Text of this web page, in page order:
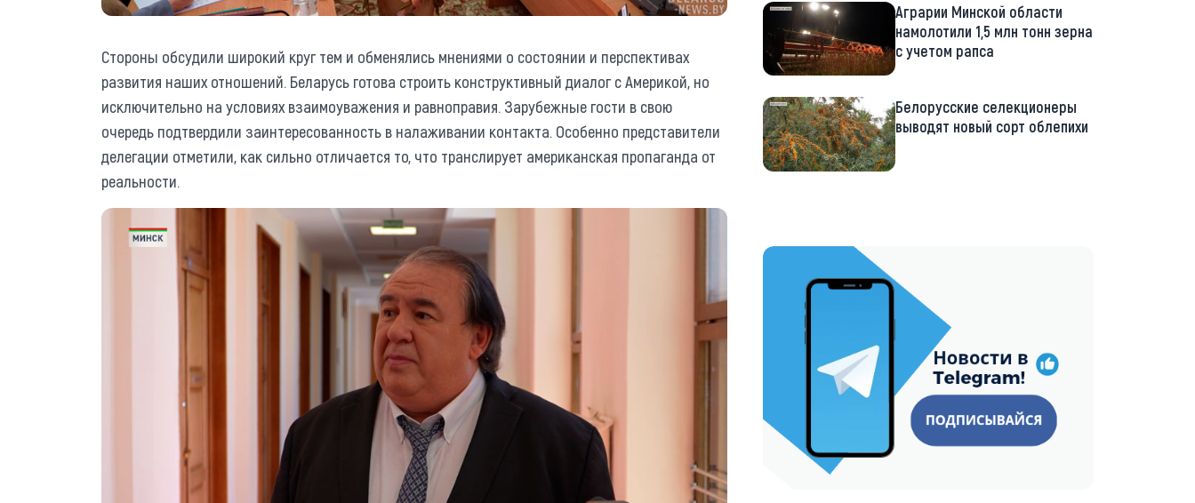
Стороны обсудили широкий круг тем и обменялись мнениями о состоянии и перспективах
развития наших отношений. Беларусь готова строить конструктивный диалог с Америкой, но
исключительно на условиях взаимоуважения и равноправия. Зарубежные гости в свою
очередь подтвердили заинтересованность в налаживании контакта. Особенно представители
делегации отметили, как сильно отличается то, что транслирует американская пропаганда от
реальности.
Аграрии Минской области
намолотили 1,5 млн тонн зерна
с учетом рапса
Белорусские селекционеры
выводят новый сорт облепихи
https://t.me/minskctvby